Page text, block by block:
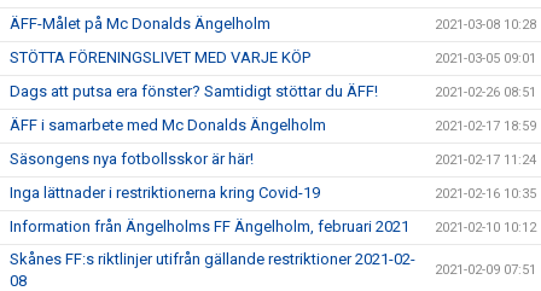
ÄFF-Målet på Mc Donalds Ängelholm 2021-03-08 10:28
STÖTTA FÖRENINGSLIVET MED VARJE KÖP 2021-03-05 09:01
Dags att putsa era fönster? Samtidigt stöttar du ÄFF! 2021-02-26 08:51
ÄFF i samarbete med Mc Donalds Ängelholm 2021-02-17 18:59
Säsongens nya fotbollsskor är här! 2021-02-17 11:24
Inga lättnader i restriktionerna kring Covid-19 2021-02-16 10:35
Information från Ängelholms FF Ängelholm, februari 2021 2021-02-10 10:12
Skånes FF:s riktlinjer utifrån gällande restriktioner 2021-02-
08
2021-02-09 07:51